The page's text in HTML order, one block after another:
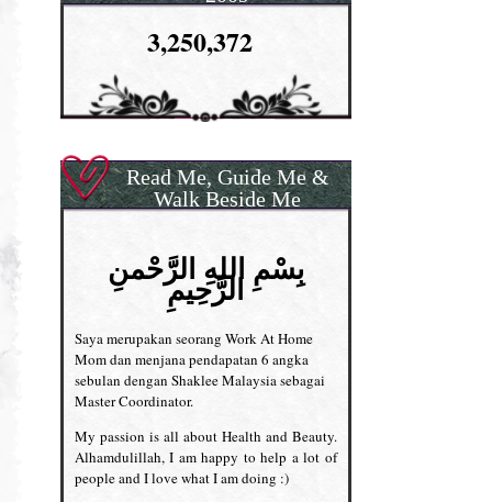
3,250,372
Read Me, Guide Me &
Walk Beside Me
بِسْمِ اللهِ الرَّحْمنِ
الرَّحِيمِ
Saya merupakan seorang Work At Home
Mom dan menjana pendapatan 6 angka
sebulan dengan Shaklee Malaysia sebagai
Master Coordinator.
My passion is all about Health and Beauty.
Alhamdulillah, I am happy to help a lot of
people and I love what I am doing :)